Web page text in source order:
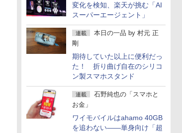
変化を検知、楽天が挑む「AI
スーパーエージェント」
連載 本日の一品 by 村元 正
剛
期待していた以上に便利だっ
た！ 折り曲げ自在のシリコ
ン製スマホスタンド
連載
石野純也の「スマホと
お金」
ワイモバイルはahamo 40GB
を追わない――単身向け「超